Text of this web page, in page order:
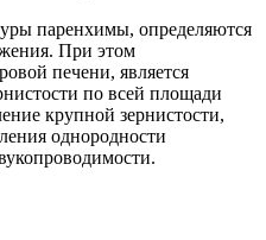
паренхимы, определяются
При этом
печени, является
по всей площади
крупной зернистости,
однородности